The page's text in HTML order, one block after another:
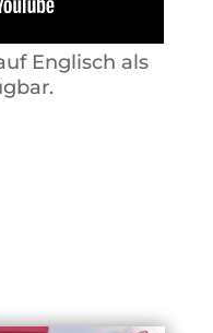
Englisch als